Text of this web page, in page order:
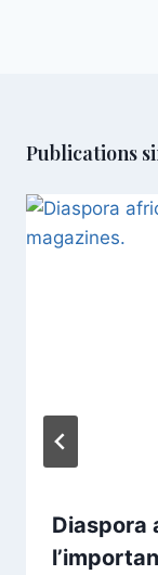
Publications
Diaspora